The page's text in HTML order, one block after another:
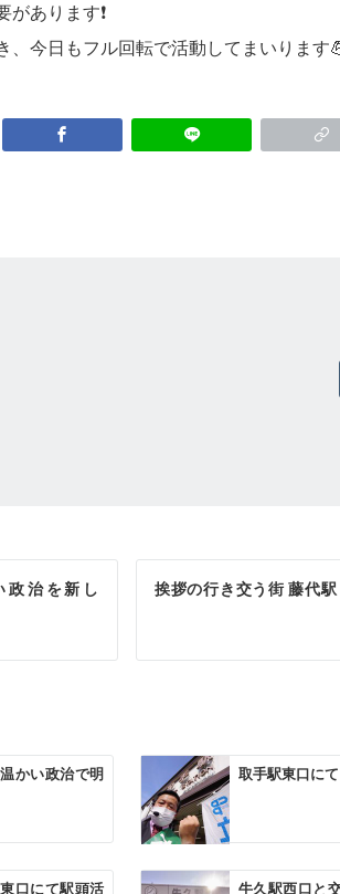
あります❗
、今日もフル回転で活動してまいります
政治を新し
挨拶の行き交う街 藤代駅
かい政治で明
取手駅東口に
口にて駅頭活 牛久駅西口と